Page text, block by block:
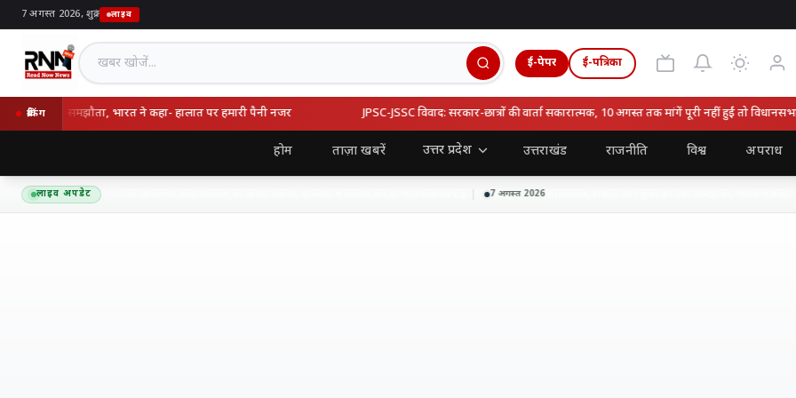
7 अगस्त 2026, शुक्र| लाइव
ई-पेपर ई-पत्रिका
ब्रेकिंग
का रक्षा समझौता, भारत ने कहा- हालात पर हमारी पैनी नजर JPSC-JSSC विवाद: सरकार-छात्रों की वार्ता सकारात्मक, 10 अगस्त तक मांगें पूरी नहीं हुईं तो विधानसभा
होम ताज़ा खबरें उत्तर प्रदेश उत्तराखंड राजनीति विश्व अपराध
लाइव अपडेट
धाम के लिए शिव शक्ति कांवरिया सेवा समिति का जत्था रवाना, ग्रामीणों ने तिलक कर दी भावभीनी विदाई 7 अगस्त 2026पाकिस्तान, सऊदी और तुर्की का रक्षा समझौता, भारत ने कहा-